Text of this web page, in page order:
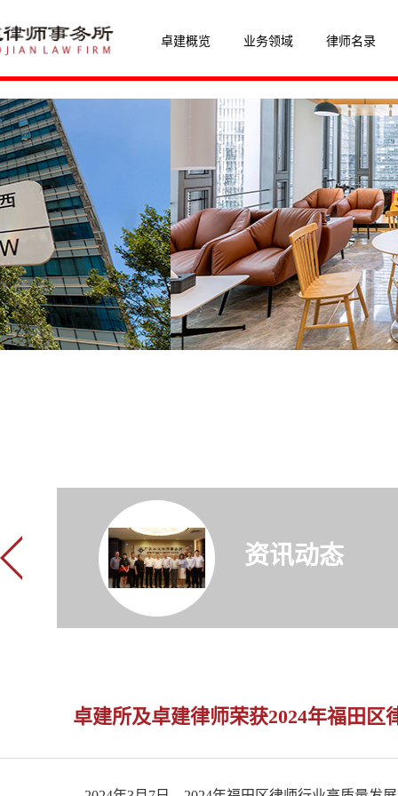
卓建概览 业务领域 律师名录
资讯动态
卓建所及卓建律师荣获2024年福田